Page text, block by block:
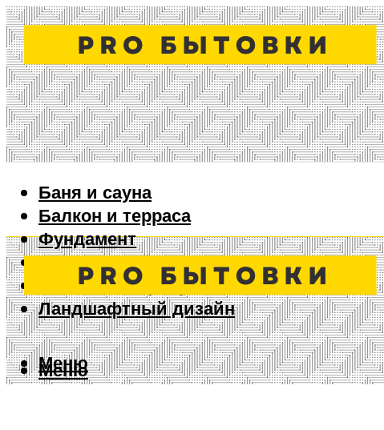
Баня и сауна
Балкон и терраса
Фундамент
Ворота и забор
Дизайн интерьера
Ландшафтный дизайн
Меню
Меню